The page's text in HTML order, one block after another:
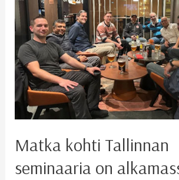
Matka kohti Tallinnan
seminaaria on